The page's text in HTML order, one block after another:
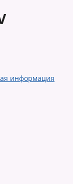
информация